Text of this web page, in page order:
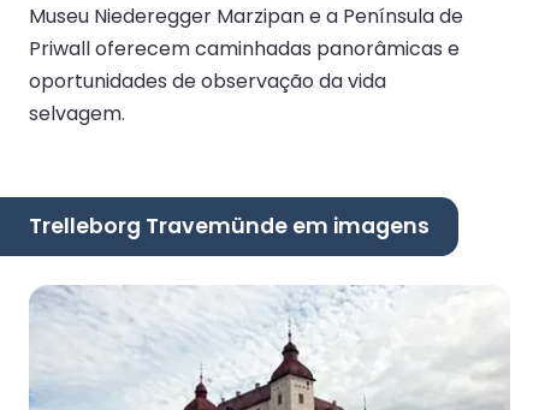
Museu Niederegger Marzipan e a Península de
Priwall oferecem caminhadas panorâmicas e
oportunidades de observação da vida
selvagem.
Trelleborg Travemünde em imagens